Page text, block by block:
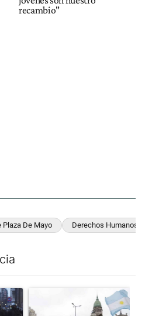
recambio"
Plaza De Mayo Derechos Humanos
el título "La tensión frente al
Un artículo de tendencia